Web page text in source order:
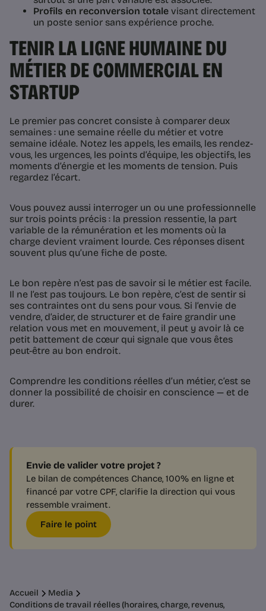
Profils en reconversion totale visant directement
un poste senior sans expérience proche.
TENIR LA LIGNE HUMAINE DU
MÉTIER DE COMMERCIAL EN
STARTUP
Le premier pas concret consiste à comparer deux
semaines : une semaine réelle du métier et votre
semaine idéale. Notez les appels, les emails, les rendez-
vous, les urgences, les points d’équipe, les objectifs, les
moments d’énergie et les moments de tension. Puis
regardez l’écart.
Vous pouvez aussi interroger un ou une professionnelle
sur trois points précis : la pression ressentie, la part
variable de la rémunération et les moments où la
charge devient vraiment lourde. Ces réponses disent
souvent plus qu’une fiche de poste.
Le bon repère n’est pas de savoir si le métier est facile.
Il ne l’est pas toujours. Le bon repère, c’est de sentir si
ses contraintes ont du sens pour vous. Si l’envie de
vendre, d’aider, de structurer et de faire grandir une
relation vous met en mouvement, il peut y avoir là ce
petit battement de cœur qui signale que vous êtes
peut-être au bon endroit.
Comprendre les conditions réelles d’un métier, c’est se
donner la possibilité de choisir en conscience — et de
durer.
Envie de valider votre projet ?
Le bilan de compétences Chance, 100% en ligne et
financé par votre CPF, clarifie la direction qui vous
ressemble vraiment.
Faire le point
Accueil
Media
Conditions de travail réelles (horaires, charge, revenus,